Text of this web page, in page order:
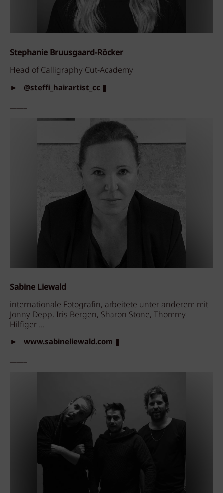
Stephanie Bruusgaard-Röcker
Head of Calligraphy Cut-Academy
► @steffi_hairartist_cc
_____
Sabine Liewald
internationale Fotografin, arbeitete unter anderem mit
Jonny Depp, Iris Bergen, Sharon Stone, Thommy
Hilfiger …
► www.sabineliewald.com
_____